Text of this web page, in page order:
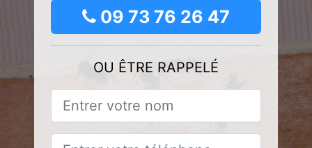
09 73 76 26 47
OU ÊTRE RAPPELÉ